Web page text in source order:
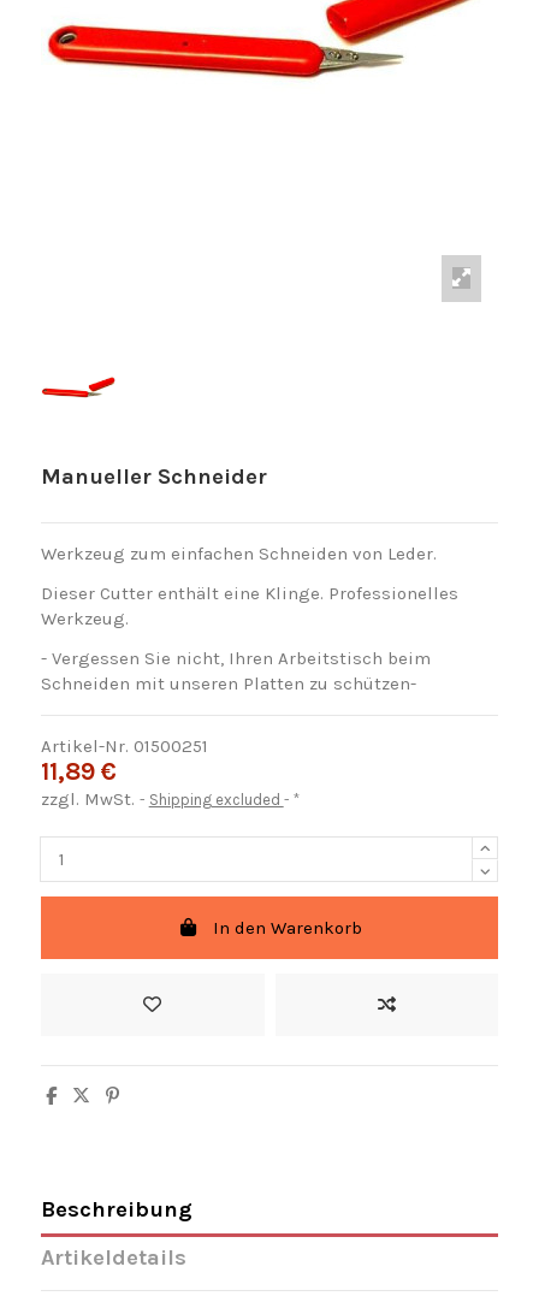
Manueller Schneider
Werkzeug zum einfachen Schneiden von Leder.
Dieser Cutter enthält eine Klinge. Professionelles
Werkzeug.
- Vergessen Sie nicht, Ihren Arbeitstisch beim
Schneiden mit unseren Platten zu schützen-
Artikel-Nr. 01500251
11,89 €
zzgl. MwSt. Shipping excluded *
In den Warenkorb
Beschreibung
Artikeldetails